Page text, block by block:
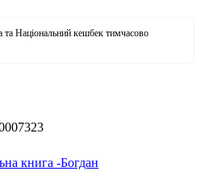
Національний кешбек тимчасово
книга -Богдан